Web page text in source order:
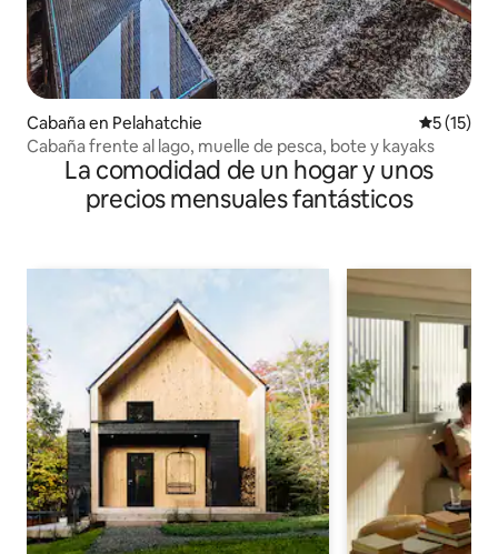
Cabaña en Pelahatchie
5 (15)
Cabaña frente al lago, muelle de pesca, bote y kayaks
La comodidad de un hogar y unos
precios mensuales fantásticos